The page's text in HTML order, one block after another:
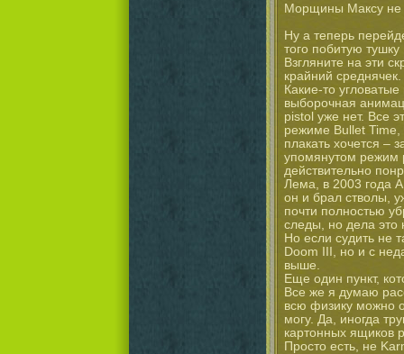
Морщины Максу не
Ну а теперь
того побитую
Взгляните на эти
крайний
Какие-то
выборочная
pistol уже нет. Все
режиме Bullet
плакать хочется –
упомянутом режим
действительно
Лема, в 2003 года
он и брал стволы,
почти полностью
следы, но дела
Но если судить не
Doom III, но и с
выше.
Еще один пункт,
Все же я думаю
всю физику можно
могу. Да, иногда
картонных ящиков
Просто есть, не